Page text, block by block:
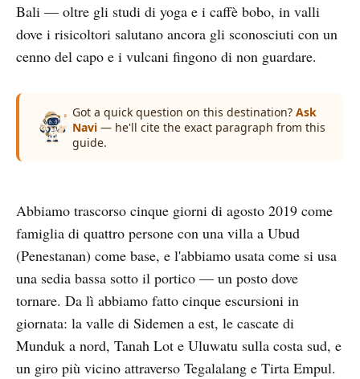
Bali — oltre gli studi di yoga e i caffè bobo, in valli
dove i risicoltori salutano ancora gli sconosciuti con un
cenno del capo e i vulcani fingono di non guardare.
Got a quick question on this destination? Ask
Navi — he'll cite the exact paragraph from this
guide.
Abbiamo trascorso cinque giorni di agosto 2019 come
famiglia di quattro persone con una villa a Ubud
(Penestanan) come base, e l'abbiamo usata come si usa
una sedia bassa sotto il portico — un posto dove
tornare. Da lì abbiamo fatto cinque escursioni in
giornata: la valle di Sidemen a est, le cascate di
Munduk a nord, Tanah Lot e Uluwatu sulla costa sud, e
un giro più vicino attraverso Tegalalang e Tirta Empul.